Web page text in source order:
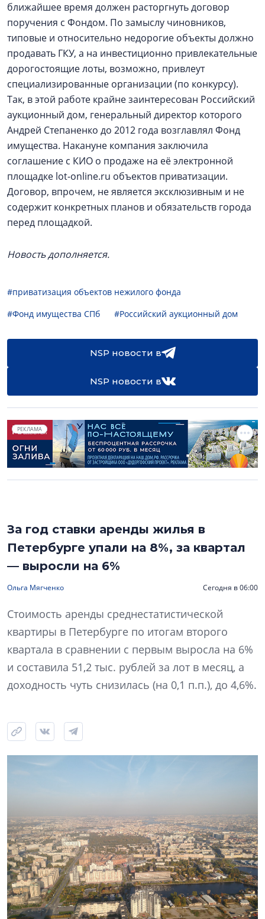
ближайшее время должен расторгнуть договор
поручения с Фондом. По замыслу чиновников,
типовые и относительно недорогие объекты должно
продавать ГКУ, а на инвестиционно привлекательные
дорогостоящие лоты, возможно, привлеут
специализированные организации (по конкурсу).
Так, в этой работе крайне заинтересован Российский
аукционный дом, генеральный директор которого
Андрей Степаненко до 2012 года возглавлял Фонд
имущества. Накануне компания заключила
соглашение с КИО о продаже на её электронной
площадке lot-online.ru объектов приватизации.
Договор, впрочем, не является эксклюзивным и не
содержит конкретных планов и обязательств города
перед площадкой.
Новость дополняется.
#приватизация объектов нежилого фонда
#Фонд имущества СПб
#Российский аукционный дом
NSP новости в
NSP новости в
РЕКЛАМА
За год ставки аренды жилья в
Петербурге упали на 8%, за квартал
— выросли на 6%
Ольга Мягченко Сегодня в 06:00
Стоимость аренды среднестатистической
квартиры в Петербурге по итогам второго
квартала в сравнении с первым выросла на 6%
и составила 51,2 тыс. рублей за лот в месяц, а
доходность чуть снизилась (на 0,1 п.п.), до 4,6%.